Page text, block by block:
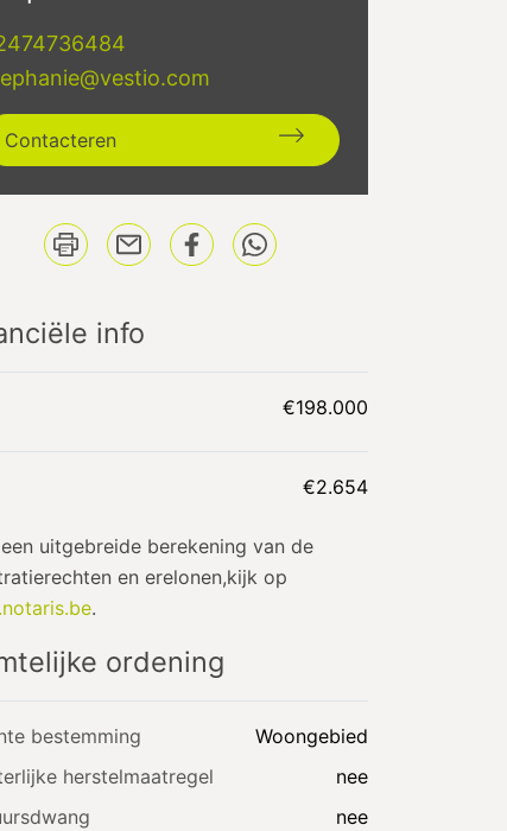
Contacteren
info
€198.000
€2.654
uitgebreide berekening van de
en erelonen,kijk op
.
ordening
bestemming
Woongebied
herstelmaatregel
nee
nee